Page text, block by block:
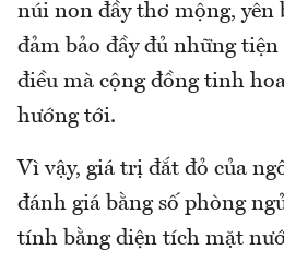
núi non đầy thơ mộng, yên
đảm bảo đầy đủ những
điều mà cộng đồng tinh
hướng tới.
Vì vậy, giá trị đắt đỏ của
đánh giá bằng số phòng
tính bằng diện tích mặt